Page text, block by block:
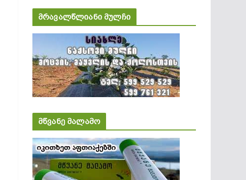
მრავალწლიანი მულჩი
მწვანე მალამო